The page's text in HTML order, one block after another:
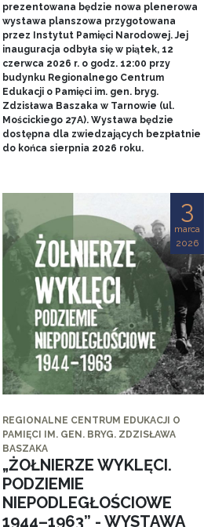
prezentowana będzie nowa plenerowa
wystawa planszowa przygotowana
przez Instytut Pamięci Narodowej. Jej
inauguracja odbyła się w piątek, 12
czerwca 2026 r. o godz. 12:00 przy
budynku Regionalnego Centrum
Edukacji o Pamięci im. gen. bryg.
Zdzisława Baszaka w Tarnowie (ul.
Mościckiego 27A). Wystawa będzie
dostępna dla zwiedzających bezpłatnie
do końca sierpnia 2026 roku.
3
marca
2026
REGIONALNE CENTRUM EDUKACJI O
PAMIĘCI IM. GEN. BRYG. ZDZISŁAWA
BASZAKA
„ŻOŁNIERZE WYKLĘCI.
PODZIEMIE
NIEPODLEGŁOŚCIOWE
1944–1963” - WYSTAWA